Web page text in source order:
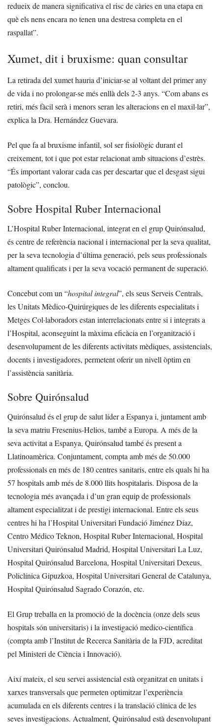
redueix de manera significativa el risc de càries en una etapa en
què els nens encara no tenen una destresa completa en el
raspallat”.
Xumet, dit i bruxisme: quan consultar
La retirada del xumet hauria d’iniciar-se al voltant del primer any
de vida i no prolongar-se més enllà dels 2-3 anys. “Com abans es
retiri, més fàcil serà i menors seran les alteracions en el maxil·lar”,
explica la Dra. Hernández Guevara.
Pel que fa al bruxisme infantil, sol ser fisiològic durant el
creixement, tot i que pot estar relacionat amb situacions d’estrès.
“És important valorar cada cas per descartar que el desgast sigui
patològic”, conclou.
Sobre Hospital Ruber Internacional
L’Hospital Ruber Internacional, integrat en el grup Quirónsalud,
és centre de referència nacional i internacional per la seva qualitat,
per la seva tecnologia d’última generació, pels seus professionals
altament qualificats i per la seva vocació permanent de superació.
Concebut com un “hospital integral”, els seus Serveis Centrals,
les Unitats Mèdico-Quirúrgiques de les diferents especialitats i
Metges Col·laboradors estan interrelacionats entre si i integrats a
l’Hospital, aconseguint la màxima eficàcia en l’organització i
desenvolupament de les diferents activitats mèdiques, assistencials,
docents i investigadores, permetent oferir un nivell òptim en
l’assistència sanitària.
Sobre Quirónsalud
Quirónsalud és el grup de salut líder a Espanya i, juntament amb
la seva matriu Fresenius-Helios, també a Europa. A més de la
seva activitat a Espanya, Quirónsalud també és present a
Llatinoamèrica. Conjuntament, compta amb més de 50.000
professionals en més de 180 centres sanitaris, entre els quals hi ha
57 hospitals amb més de 8.000 llits hospitalaris. Disposa de la
tecnologia més avançada i d’un gran equip de professionals
altament especialitzat i de prestigi internacional. Entre els seus
centres hi ha l’Hospital Universitari Fundació Jiménez Díaz,
Centro Médico Teknon, Hospital Ruber Internacional, Hospital
Universitari Quirónsalud Madrid, Hospital Universitari La Luz,
Hospital Quirónsalud Barcelona, Hospital Universitari Dexeus,
Policlínica Gipuzkoa, Hospital Universitari General de Catalunya,
Hospital Quirónsalud Sagrado Corazón, etc.
El Grup treballa en la promoció de la docència (onze dels seus
hospitals són universitaris) i la investigació medico-científica
(compta amb l’Institut de Recerca Sanitària de la FJD, acreditat
pel Ministeri de Ciència i Innovació).
Així mateix, el seu servei assistencial està organitzat en unitats i
xarxes transversals que permeten optimitzar l’experiència
acumulada en els diferents centres i la translació clínica de les
seves investigacions. Actualment, Quirónsalud està desenvolupant